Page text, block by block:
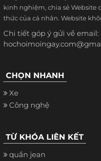
kinh nghiệm, chia sẻ
thức của cá nhân. Website
Chi tiết góp ý gửi về email:
CHỌN NHANH
Xe
Công nghệ
TỪ KHÓA LIÊN KẾT
quần jean